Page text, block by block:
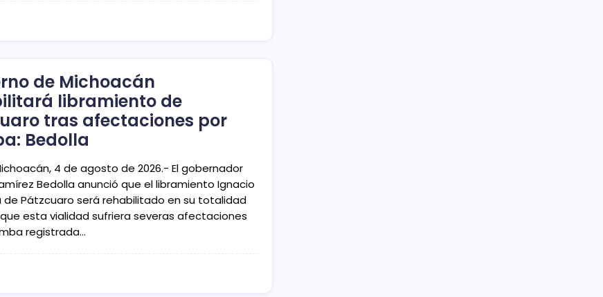
de Michoacán
libramiento de
tras afectaciones por
Bedolla
4 de agosto de 2026.- El gobernador
Bedolla anunció que el libramiento Ignacio
de Pátzcuaro será rehabilitado en su totalidad
esta vialidad sufriera severas afectaciones
registrada…